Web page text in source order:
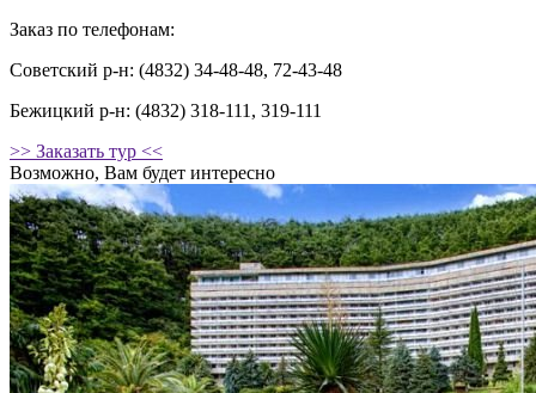
Заказ по телефонам:
Советский р-н: (4832) 34-48-48, 72-43-48
Бежицкий р-н: (4832) 318-111, 319-111
>> Заказать тур <<
Возможно, Вам будет интересно